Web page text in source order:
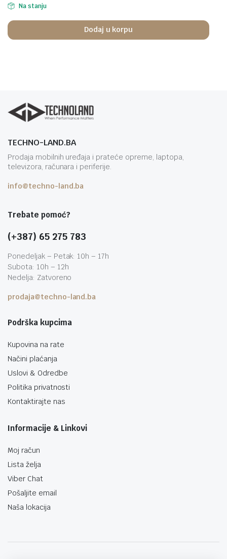
Na stanju
Dodaj u korpu
TECHNO-LAND.BA
Prodaja mobilnih uređaja i prateće opreme, laptopa,
televizora, računara i periferije.
info@techno-land.ba
Trebate pomoć?
(+387) 65 275 783
Ponedeljak – Petak: 10h – 17h
Subota: 10h – 12h
Nedelja: Zatvoreno
prodaja@techno-land.ba
Podrška kupcima
Kupovina na rate
Načini plaćanja
Uslovi & Odredbe
Politika privatnosti
Kontaktirajte nas
Informacije & Linkovi
Moj račun
Lista želja
Viber Chat
Pošaljite email
Naša lokacija